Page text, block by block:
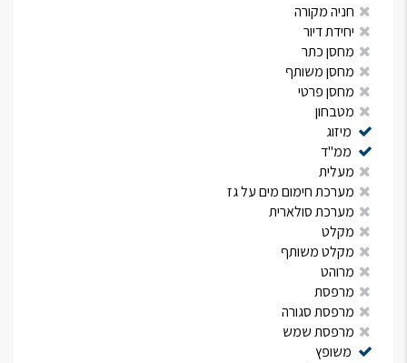
חניה מקורה
יחידת דיור
מחסן כתר
מחסן משותף
מחסן פרטי
מטבחון
מיזוג
ממ"ד
מעלית
מערכת חימום מים על גז
מערכת סולארית
מקלט
מקלט משותף
מרוהט
מרפסת
מרפסת סגורה
מרפסת שמש
משופץ